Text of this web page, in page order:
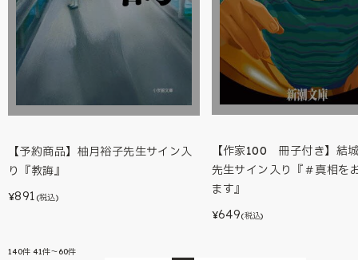
【予約商品】柚月裕子先生サイン入
り『教誨』
¥891 (税込)
【作家100 冊子付き】結
先生サイン入り『＃真相を
ます』
¥649(税込)
140件 41件～60件